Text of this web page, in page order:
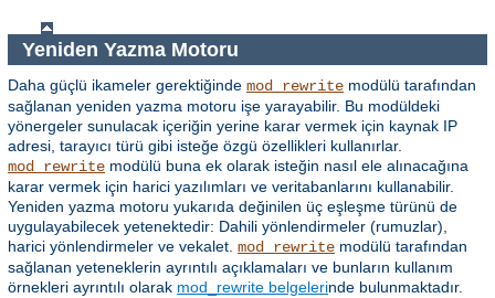
Yeniden Yazma Motoru
Daha güçlü ikameler gerektiğinde mod_rewrite modülü tarafından
sağlanan yeniden yazma motoru işe yarayabilir. Bu modüldeki
yönergeler sunulacak içeriğin yerine karar vermek için kaynak IP
adresi, tarayıcı türü gibi isteğe özgü özellikleri kullanırlar.
mod_rewrite modülü buna ek olarak isteğin nasıl ele alınacağına
karar vermek için harici yazılımları ve veritabanlarını kullanabilir.
Yeniden yazma motoru yukarıda değinilen üç eşleşme türünü de
uygulayabilecek yetenektedir: Dahili yönlendirmeler (rumuzlar),
harici yönlendirmeler ve vekalet. mod_rewrite modülü tarafından
sağlanan yeteneklerin ayrıntılı açıklamaları ve bunların kullanım
örnekleri ayrıntılı olarak mod_rewrite belgelerinde bulunmaktadır.